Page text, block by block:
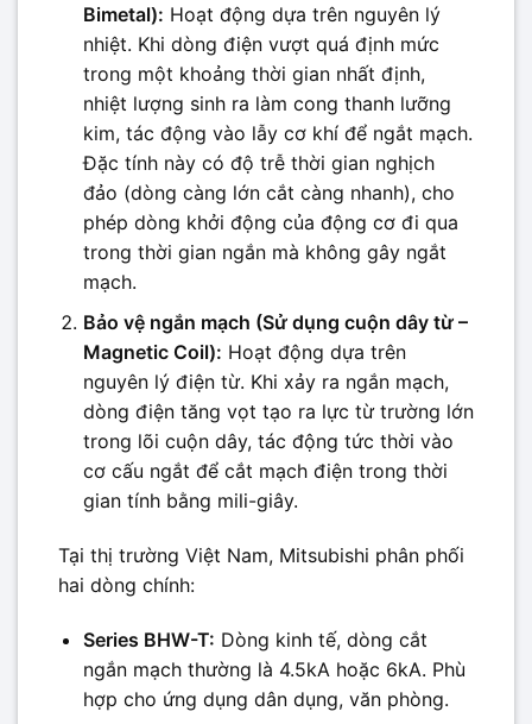
Bimetal): Hoạt động dựa trên nguyên lý
nhiệt. Khi dòng điện vượt quá định mức
trong một khoảng thời gian nhất định,
nhiệt lượng sinh ra làm cong thanh lưỡng
kim, tác động vào lẫy cơ khí để ngắt mạch.
Đặc tính này có độ trễ thời gian nghịch
đảo (dòng càng lớn cắt càng nhanh), cho
phép dòng khởi động của động cơ đi qua
trong thời gian ngắn mà không gây ngắt
mạch.
Bảo vệ ngắn mạch (Sử dụng cuộn dây từ –
Magnetic Coil): Hoạt động dựa trên
nguyên lý điện từ. Khi xảy ra ngắn mạch,
dòng điện tăng vọt tạo ra lực từ trường lớn
trong lõi cuộn dây, tác động tức thời vào
cơ cấu ngắt để cắt mạch điện trong thời
gian tính bằng mili-giây.
Tại thị trường Việt Nam, Mitsubishi phân phối
hai dòng chính:
Series BHW-T: Dòng kinh tế, dòng cắt
ngắn mạch thường là 4.5kA hoặc 6kA. Phù
hợp cho ứng dụng dân dụng, văn phòng.